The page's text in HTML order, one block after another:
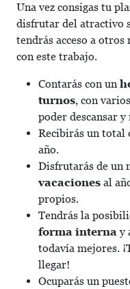
Una vez consigas tu
disfrutar del atractivo
tendrás acceso a otros
con este trabajo.
Contarás con un
turnos, con
poder descansar
Recibirás un total
año.
Disfrutarás de un
vacaciones al
propios.
Tendrás la
forma internay
todavía mejores.
llegar!
Ocuparás un